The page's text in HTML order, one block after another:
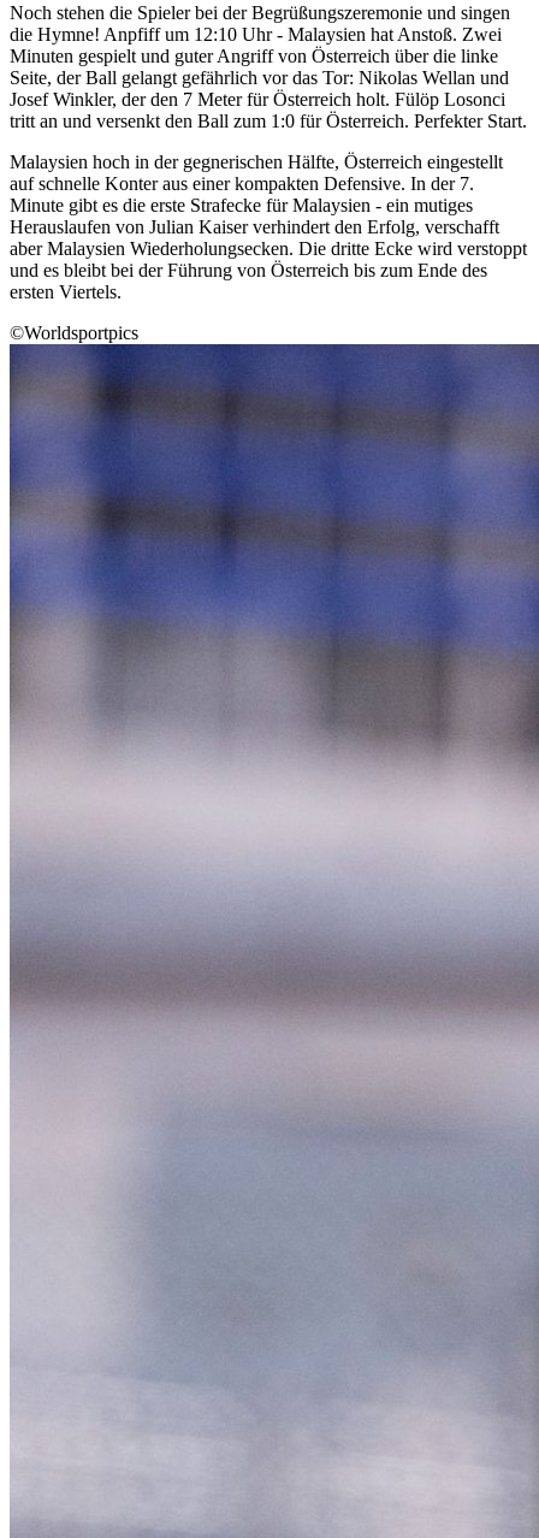
Noch stehen die Spieler bei der Begrüßungszeremonie und singen
die Hymne! Anpfiff um 12:10 Uhr - Malaysien hat Anstoß. Zwei
Minuten gespielt und guter Angriff von Österreich über die linke
Seite, der Ball gelangt gefährlich vor das Tor: Nikolas Wellan und
Josef Winkler, der den 7 Meter für Österreich holt. Fülöp Losonci
tritt an und versenkt den Ball zum 1:0 für Österreich. Perfekter Start.
Malaysien hoch in der gegnerischen Hälfte, Österreich eingestellt
auf schnelle Konter aus einer kompakten Defensive. In der 7.
Minute gibt es die erste Strafecke für Malaysien - ein mutiges
Herauslaufen von Julian Kaiser verhindert den Erfolg, verschafft
aber Malaysien Wiederholungsecken. Die dritte Ecke wird verstoppt
und es bleibt bei der Führung von Österreich bis zum Ende des
ersten Viertels.
©Worldsportpics